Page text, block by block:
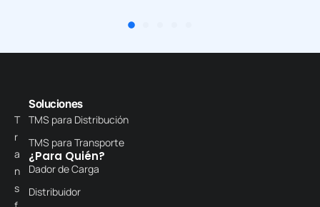
T
r
a
n
s
Soluciones
TMS para Distribución
TMS para Transporte
¿Para Quién?
Dador de Carga
Distribuidor